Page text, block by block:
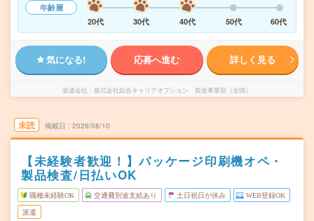
年齢層
20代
30代 40代 50代 60代
気になる! 応募へ進む 詳しく見る
派遣会社 株式会社綜合キャリアオプション 製造事業部（全国）
未読 掲載日 2026/08/10
【未経験者歓迎！】パッケージ印刷機オペ・
製品検査/日払いOK
職種未経験OK 交通費別途支給あり 土日祝日が休み WEB登録OK
派遣